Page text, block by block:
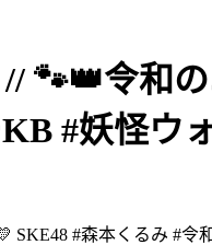
🐾👑令和
#妖怪ウ
#森本くるみ #令